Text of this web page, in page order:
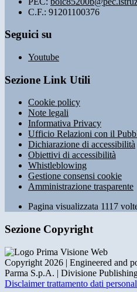
C.F.: 91201100376
Seguici su
Youtube
Sezione Link Utili
Cookie policy
Note legali
Informativa Privacy
Ufficio Relazioni con il
Dichiarazione di accessibilità
Obiettivi di accessibilità
Whistleblowing
Gestione consensi cookie
Amministrazione trasparente
Pagina visualizzata 1117
Sezione Copyright
Copyright 2026 | Engineered and
Parma S.p.A. | Divisione
Disclaimer trattamento dati